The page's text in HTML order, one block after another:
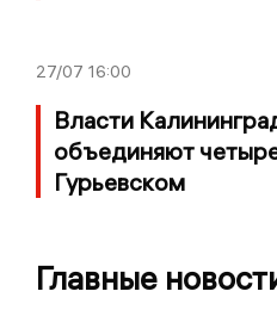
27/07 16:00
Власти
объединяют
Гурьевском
Главные